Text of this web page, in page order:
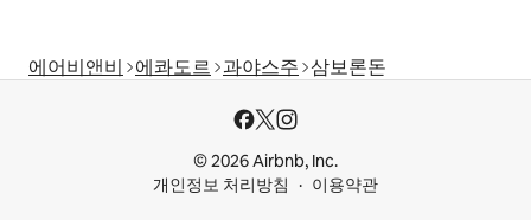
에어비앤비 에콰도르 과야스주 삼보론돈
© 2026 Airbnb, Inc.
개인정보 처리방침
이용약관